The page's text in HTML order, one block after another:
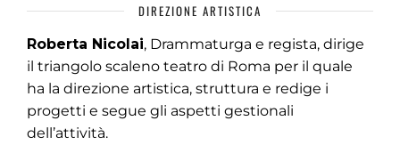
DIREZIONE ARTISTICA
Roberta Nicolai, Drammaturga e regista, dirige
il triangolo scaleno teatro di Roma per il quale
ha la direzione artistica, struttura e redige i
progetti e segue gli aspetti gestionali
dell’attività.